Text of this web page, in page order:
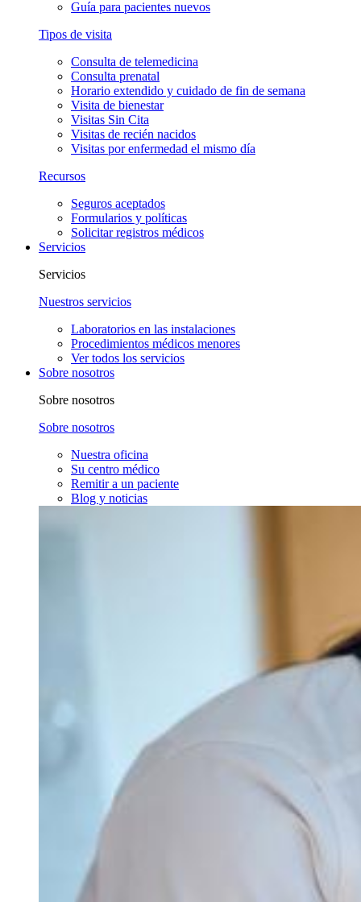
Guía para pacientes nuevos
Tipos de visita
Consulta de telemedicina
Consulta prenatal
Horario extendido y cuidado de fin de semana
Visita de bienestar
Visitas Sin Cita
Visitas de recién nacidos
Visitas por enfermedad el mismo día
Recursos
Seguros aceptados
Formularios y políticas
Solicitar registros médicos
Servicios
Servicios
Nuestros servicios
Laboratorios en las instalaciones
Procedimientos médicos menores
Ver todos los servicios
Sobre nosotros
Sobre nosotros
Sobre nosotros
Nuestra oficina
Su centro médico
Remitir a un paciente
Blog y noticias